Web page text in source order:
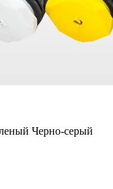
Черно-серый